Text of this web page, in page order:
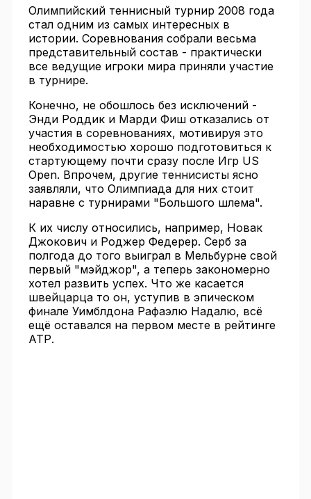
Олимпийский теннисный турнир 2008 года
стал одним из самых интересных в
истории. Соревнования собрали весьма
представительный состав - практически
все ведущие игроки мира приняли участие
в турнире.
Конечно, не обошлось без исключений -
Энди Роддик и Марди Фиш отказались от
участия в соревнованиях, мотивируя это
необходимостью хорошо подготовиться к
стартующему почти сразу после Игр US
Open. Впрочем, другие теннисисты ясно
заявляли, что Олимпиада для них стоит
наравне с турнирами "Большого шлема".
К их числу относились, например, Новак
Джокович и Роджер Федерер. Серб за
полгода до того выиграл в Мельбурне свой
первый "мэйджор", а теперь закономерно
хотел развить успех. Что же касается
швейцарца то он, уступив в эпическом
финале Уимблдона Рафаэлю Надалю, всё
ещё оставался на первом месте в рейтинге
АТР.